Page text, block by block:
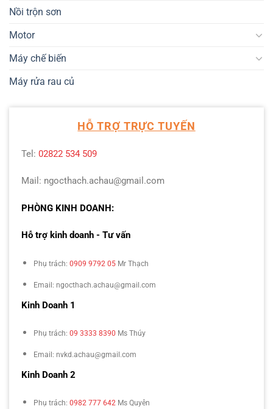
Nồi trộn sơn
Motor
Máy chế biến
Máy rửa rau củ
HỖ TRỢ TRỰC TUYẾN
Tel: 02822 534 509
Mail: ngocthach.achau@gmail.com
PHÒNG KINH DOANH:
Hỗ trợ kinh doanh - Tư vấn
Phụ trách: 0909 9792 05 Mr Thạch
Email: ngocthach.achau@gmail.com
Kinh Doanh 1
Phụ trách: 09 3333 8390 Ms Thúy
Email: nvkd.achau@gmail.com
Kinh Doanh 2
Phụ trách: 0982 777 642 Ms Quyên